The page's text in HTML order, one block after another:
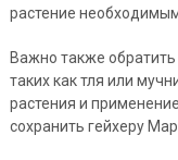
растение
Важно также
таких как тля или
растения и
сохранить гейхеру